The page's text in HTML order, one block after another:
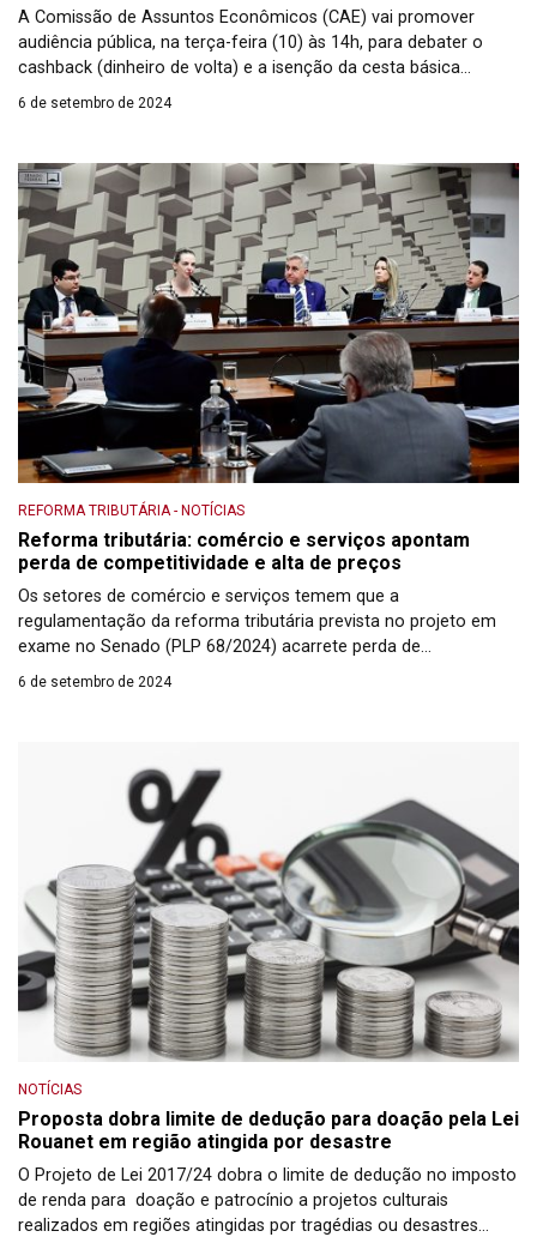
A Comissão de Assuntos Econômicos (CAE) vai promover
audiência pública, na terça-feira (10) às 14h, para debater o
cashback (dinheiro de volta) e a isenção da cesta básica
nacional previstos no primeiro projeto de regulamentação da
comissão, senador Vanderlan […]
6 de setembro de 2024
REFORMA TRIBUTÁRIA - NOTÍCIAS
Reforma tributária: comércio e serviços apontam
perda de competitividade e alta de preços
Os setores de comércio e serviços temem que a
regulamentação da reforma tributária prevista no projeto em
exame no Senado (PLP 68/2024) acarrete perda de
competitividade das empresas do país, pois poderá aumentar o
6 de setembro de 2024
NOTÍCIAS
Proposta dobra limite de dedução para doação pela Lei
Rouanet em região atingida por desastre
O Projeto de Lei 2017/24 dobra o limite de dedução no imposto
de renda para doação e patrocínio a projetos culturais
realizados em regiões atingidas por tragédias ou desastres